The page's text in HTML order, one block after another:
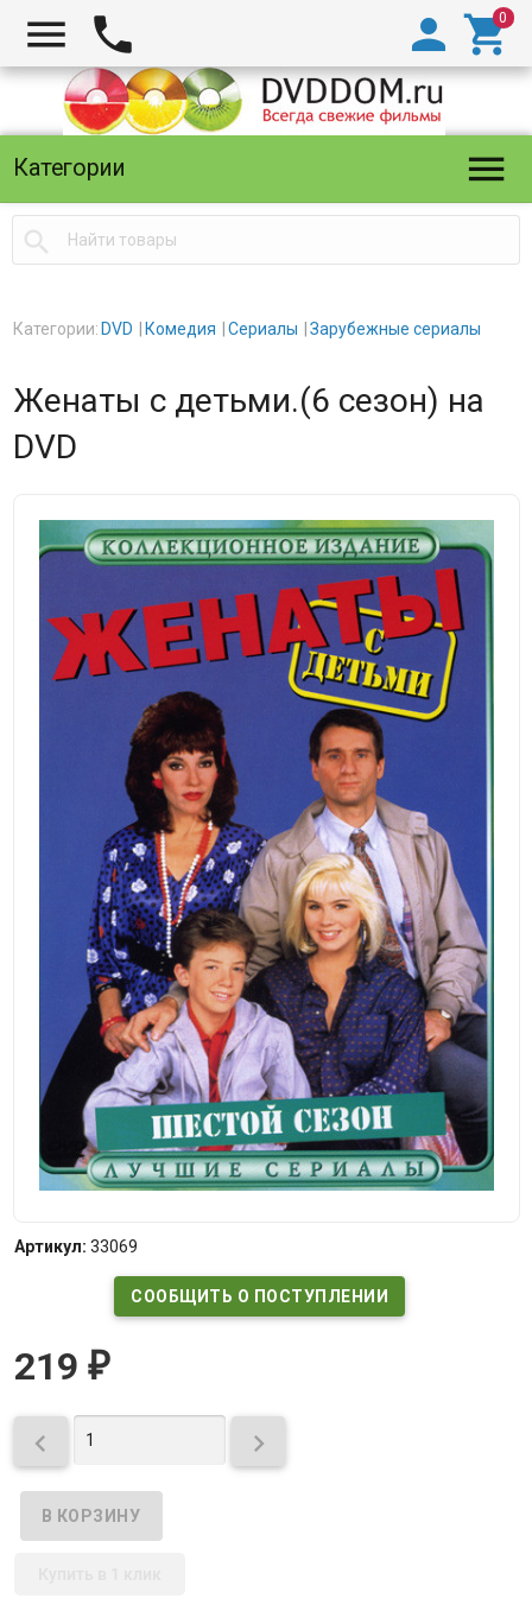
  

Категории 

Категории: DVD Комедия Сериалы Зарубежные сериалы
Женаты с детьми.(6 сезон) на
DVD
Артикул: 33069
СООБЩИТЬ О ПОСТУПЛЕНИИ
219 ₽
 